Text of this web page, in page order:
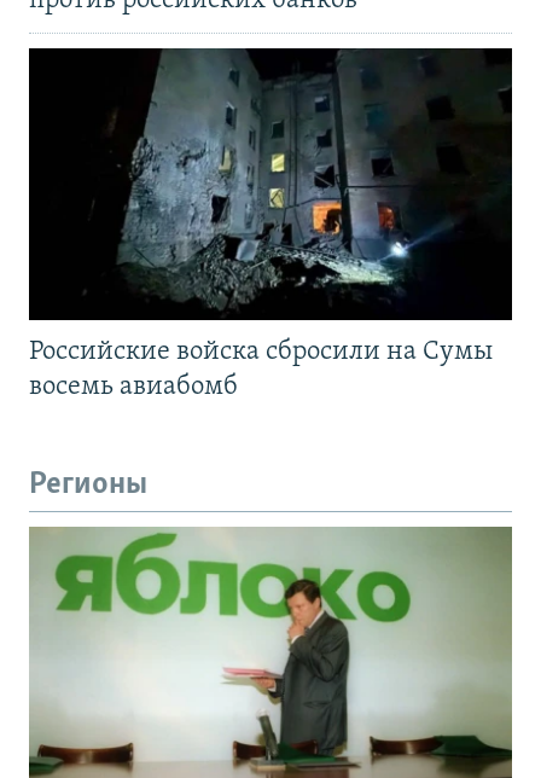
Российские войска сбросили на Сумы
восемь авиабомб
Регионы